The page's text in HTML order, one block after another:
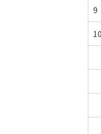
9
10